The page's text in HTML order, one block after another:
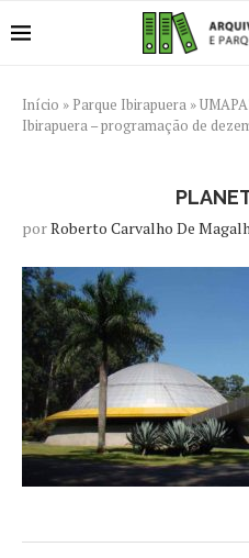
Início » Parque Ibirapuera »
Ibirapuera – programação de
porRoberto Carvalho De